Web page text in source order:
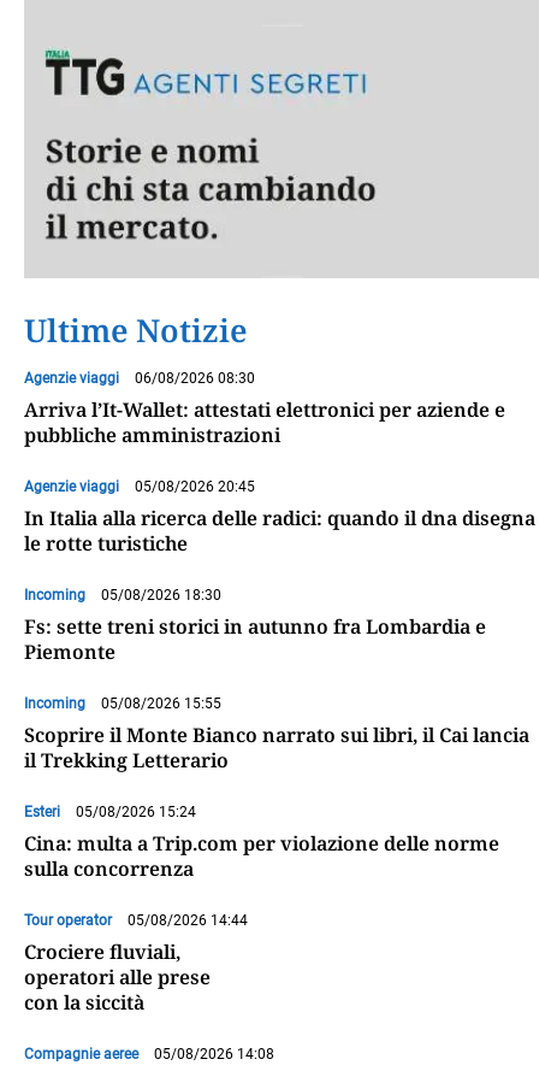
Ultime Notizie
Agenzie viaggi 06/08/2026 08:30
Arriva l’It-Wallet: attestati elettronici per aziende e
pubbliche amministrazioni
Agenzie viaggi 05/08/2026 20:45
In Italia alla ricerca delle radici: quando il dna disegna
le rotte turistiche
Incoming 05/08/2026 18:30
Fs: sette treni storici in autunno fra Lombardia e
Piemonte
Incoming 05/08/2026 15:55
Scoprire il Monte Bianco narrato sui libri, il Cai lancia
il Trekking Letterario
Esteri 05/08/2026 15:24
Cina: multa a Trip.com per violazione delle norme
sulla concorrenza
Tour operator 05/08/2026 14:44
Crociere fluviali,
operatori alle prese
con la siccità
Compagnie aeree 05/08/2026 14:08